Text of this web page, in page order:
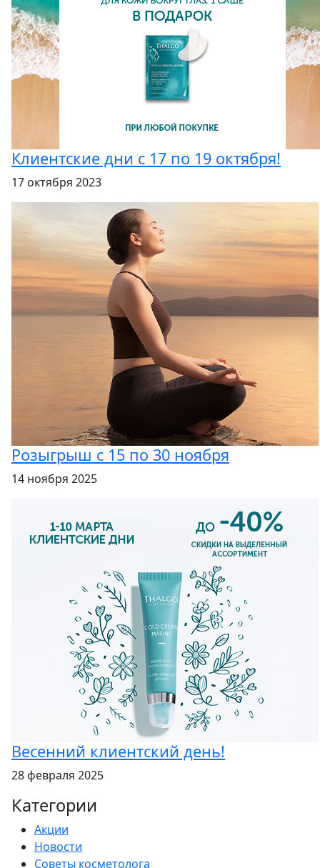
Клиентские дни с 17 по 19 октября!
17 октября 2023
Розыгрыш с 15 по 30 ноября
14 ноября 2025
Весенний клиентский день!
28 февраля 2025
Категории
Акции
Новости
Советы косметолога